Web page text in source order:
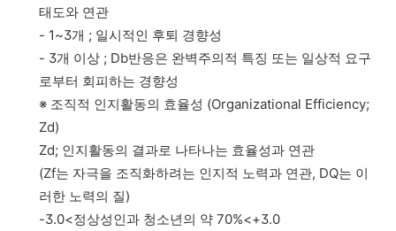
태도와 연관
- 1~3개 ; 일시적인 후퇴 경향성
- 3개 이상 ; Db반응은 완벽주의적 특징 또는 일상적 요구
로부터 회피하는 경향성
※ 조직적 인지활동의 효율성 (Organizational Efficiency;
Zd)
Zd; 인지활동의 결과로 나타나는 효율성과 연관
(Zf는 자극을 조직화하려는 인지적 노력과 연관, DQ는 이
러한 노력의 질)
-3.0<정상성인과 청소년의 약 70%<+3.0